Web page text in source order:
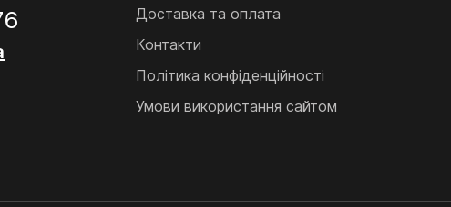
Доставка та оплата
Контакти
Політика конфіденційності
Умови використання сайтом